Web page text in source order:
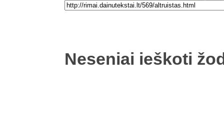
Neseniai ieškoti